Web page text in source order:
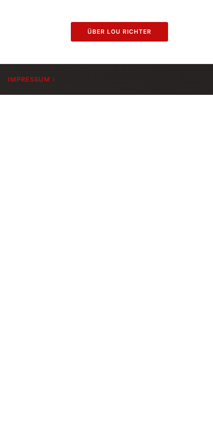
ÜBER LOU RICHTER
IMPRESSUM